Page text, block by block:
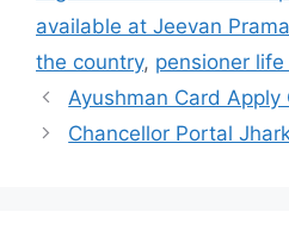
available at Jeevan
the country, pensioner
Ayushman Card Apply
Chancellor Portal